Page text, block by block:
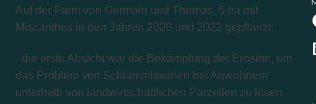
Auf der Farm von Germain und Thomas, 5 ha mit
Miscanthus in den Jahren 2020 und 2022 gepflanzt:
- die erste Absicht war die Bekämpfung der Erosion, um
das Problem von Schlammlawinen bei Anwohnern
unterhalb von landwirtschaftlichen Parzellen zu lösen.